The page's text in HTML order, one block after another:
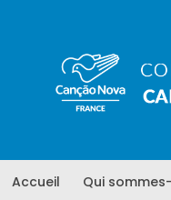
Accueil Qui